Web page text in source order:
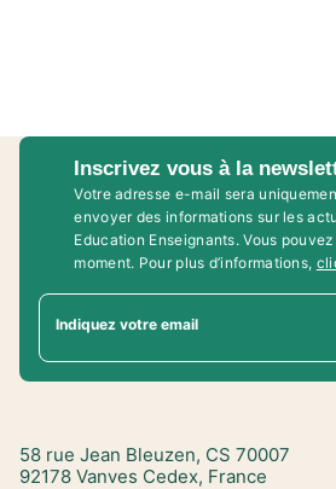
Inscrivez vous à la
Votre adresse e-mail sera
envoyer des informations sur les
Education Enseignants. Vous
moment. Pour plus d’informations,
Indiquez votre email
58 rue Jean Bleuzen, CS 70007
92178 Vanves Cedex, France